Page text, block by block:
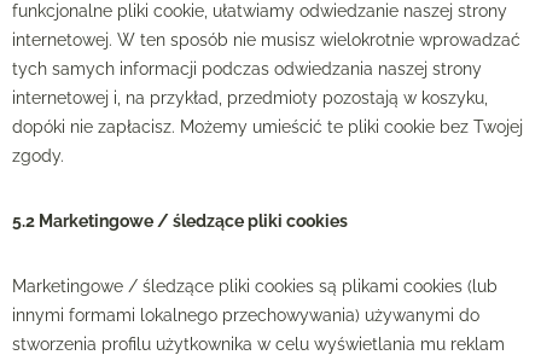
funkcjonalne pliki cookie, ułatwiamy odwiedzanie naszej strony
internetowej. W ten sposób nie musisz wielokrotnie wprowadzać
tych samych informacji podczas odwiedzania naszej strony
internetowej i, na przykład, przedmioty pozostają w koszyku,
dopóki nie zapłacisz. Możemy umieścić te pliki cookie bez Twojej
zgody.
5.2 Marketingowe / śledzące pliki cookies
Marketingowe / śledzące pliki cookies są plikami cookies (lub
innymi formami lokalnego przechowywania) używanymi do
stworzenia profilu użytkownika w celu wyświetlania mu reklam